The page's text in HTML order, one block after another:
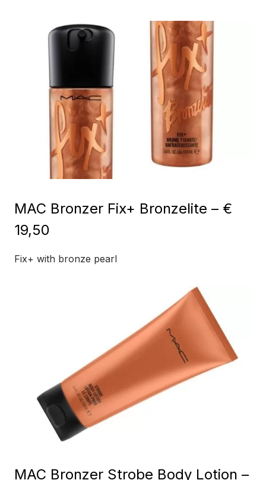
MAC Bronzer Fix+ Bronzelite – €
19,50
Fix+ with bronze pearl
MAC Bronzer Strobe Body Lotion –